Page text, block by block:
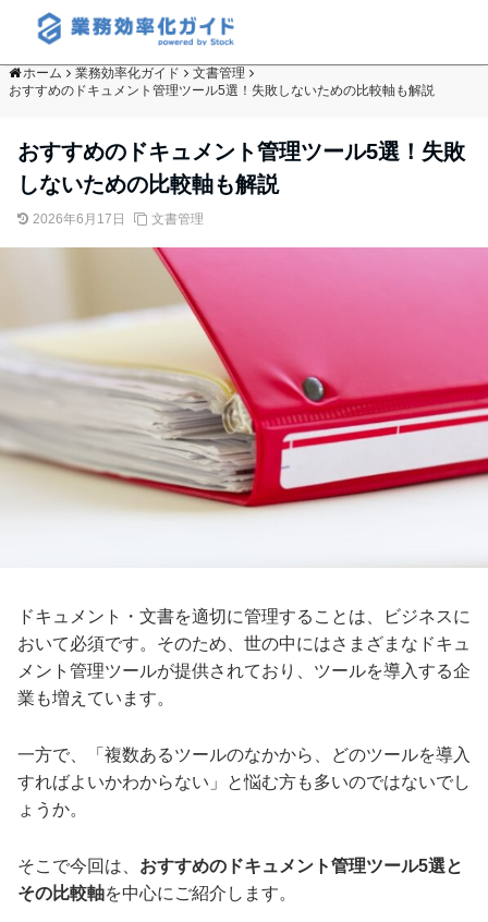
ホーム 業務効率化ガイド
文書管理
おすすめのドキュメント管理ツール5選！失敗しないための比較軸も解説
おすすめのドキュメント管理ツール5選！失敗
しないための比較軸も解説
2026年6月17日 文書管理
ドキュメント・文書を適切に管理することは、ビジネスに
おいて必須です。そのため、世の中にはさまざまなドキュ
メント管理ツールが提供されており、ツールを導入する企
業も増えています。
一方で、「複数あるツールのなかから、どのツールを導入
すればよいかわからない」と悩む方も多いのではないでし
ょうか。
そこで今回は、 おすすめのドキュメント管理ツール5選と
その比較軸を中心にご紹介します。